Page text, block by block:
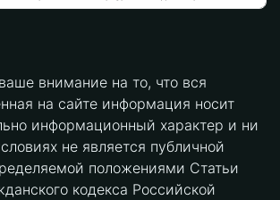
внимание на то, что вся
на сайте информация носит
информационный характер и ни
не является публичной
положениями Статьи
кодекса Российской